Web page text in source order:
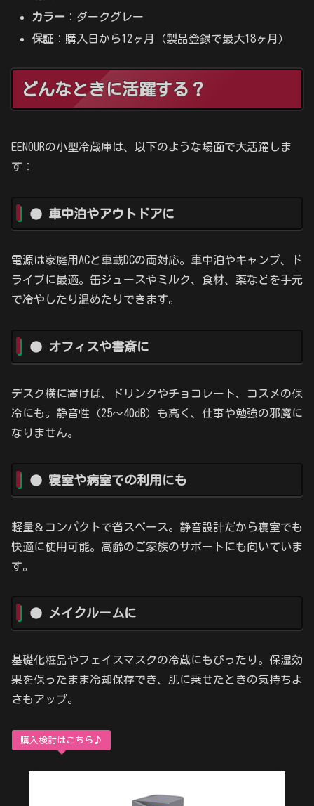
カラー ：ダークグレー
保証 ：購入日から12ヶ月（製品登録で最大18ヶ月）
どんなときに活躍する？
EENOURの小型冷蔵庫は、以下のような場面で大活躍しま
す：
● 車中泊やアウトドアに
電源は家庭用ACと車載DCの両対応。車中泊やキャンプ、ド
ライブに最適。缶ジュースやミルク、食材、薬などを手元
で冷やしたり温めたりできます。
● オフィスや書斎に
デスク横に置けば、ドリンクやチョコレート、コスメの保
冷にも。静音性（25〜40dB）も高く、仕事や勉強の邪魔に
なりません。
● 寝室や病室での利用にも
軽量＆コンパクトで省スペース。静音設計だから寝室でも
快適に使用可能。高齢のご家族のサポートにも向いていま
す。
● メイクルームに
基礎化粧品やフェイスマスクの冷蔵にもぴったり。保湿効
果を保ったまま冷却保存でき、肌に乗せたときの気持ちよ
さもアップ。
購入検討はこちら♪